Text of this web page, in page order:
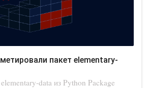
data из Python Package